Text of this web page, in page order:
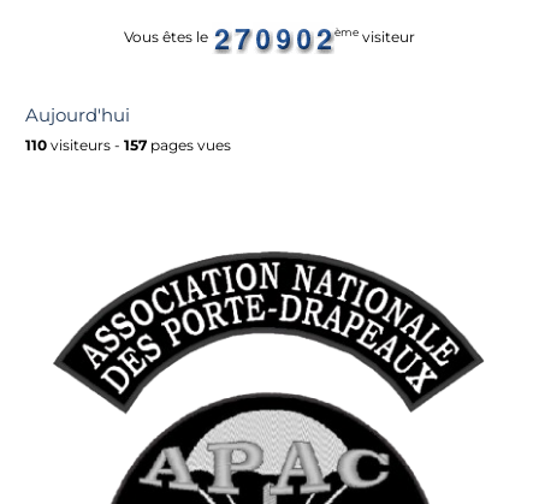
Vous êtes le ème visiteur
Aujourd'hui
110 visiteurs - 157 pages vues